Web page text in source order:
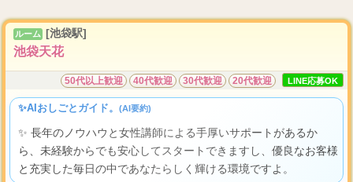
ルーム [池袋駅]
池袋天花
50代以上歓迎 40代歓迎 30代歓迎 20代歓迎 LINE応募OK
✨AIおしごとガイド。 (AI要約)
✨ 長年のノウハウと女性講師による手厚いサポートがあるか
ら、未経験からでも安心してスタートできますし、優良なお客様
と充実した毎日の中であなたらしく輝ける環境ですよ。